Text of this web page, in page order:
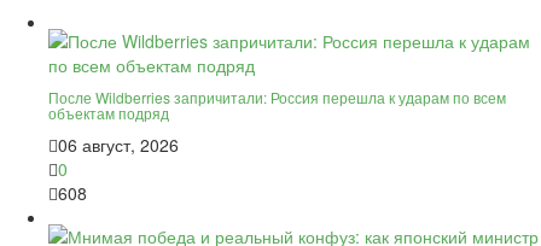
После Wildberries запричитали: Россия перешла к ударам по всем
объектам подряд
06 август, 2026
0
608